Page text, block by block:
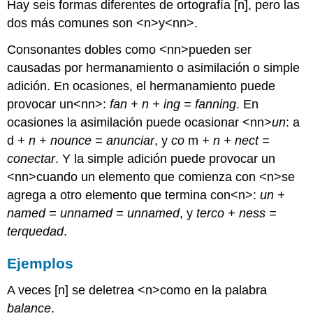
Hay seis formas diferentes de ortografía [n], pero las
dos más comunes son <n>y<nn>.
Consonantes dobles como <nn>pueden ser
causadas por hermanamiento o asimilación o simple
adición. En ocasiones, el hermanamiento puede
provocar un<nn>:fan + n + ing = fanning. En
ocasiones la asimilación puede ocasionar <nn>un: a
d + n + nounce = anunciar, yco m + n + nect =
conectar. Y la simple adición puede provocar un
<nn>cuando un elemento que comienza con <n>se
agrega a otro elemento que termina con<n>:un +
named = unnamed = unnamed, yterco + ness =
terquedad.
Ejemplos
A veces [n] se deletrea <n>como en la palabra
balance.